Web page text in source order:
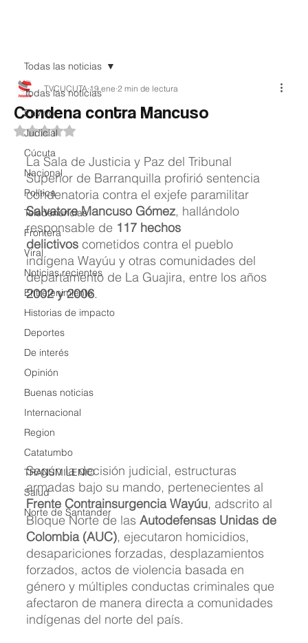
Todas las noticias
EnVivo
Judicial
Cúcuta
Nacional
Política
Teledenuncias
Frontera
Viral
Noticias recientes
Entretenimiento
Historias de impacto
Deportes
De interés
Opinión
Buenas noticias
Internacional
Region
Catatumbo
TRANSMILENIO
Salud
Norte de Santander
Todas las noticias
Condena contra Mancuso
TVCUCUTA 19 ene 2 min de lectura
Obtuvo NaN de 5 estrellas.
La Sala de Justicia y Paz del Tribunal
Superior de Barranquilla profirió sentencia
condenatoria contra el exjefe paramilitar
Salvatore Mancuso Gómez, hallándolo
responsable de 117 hechos
delictivos cometidos contra el pueblo
indígena Wayúu y otras comunidades del
departamento de La Guajira, entre los años
2002 y 2006.
Según la decisión judicial, estructuras
armadas bajo su mando, pertenecientes al
Frente Contrainsurgencia Wayúu, adscrito al
Bloque Norte de las Autodefensas Unidas de
Colombia (AUC), ejecutaron homicidios,
desapariciones forzadas, desplazamientos
forzados, actos de violencia basada en
género y múltiples conductas criminales que
afectaron de manera directa a comunidades
indígenas del norte del país.